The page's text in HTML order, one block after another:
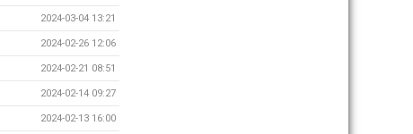
2024-03-04 13:21
2024-02-26 12:06
2024-02-21 08:51
2024-02-14 09:27
2024-02-13 16:00